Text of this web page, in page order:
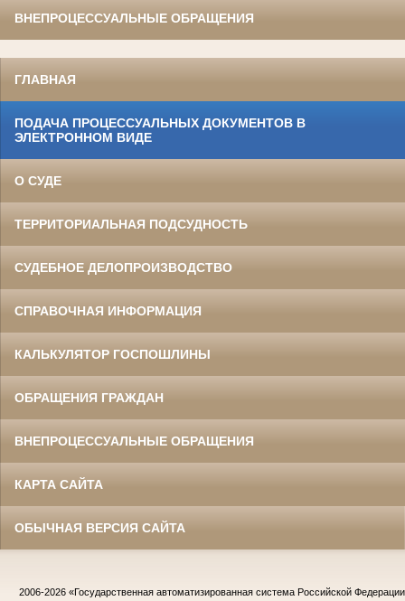
ВНЕПРОЦЕССУАЛЬНЫЕ ОБРАЩЕНИЯ
ГЛАВНАЯ
ПОДАЧА ПРОЦЕССУАЛЬНЫХ ДОКУМЕНТОВ В
ЭЛЕКТРОННОМ ВИДЕ
О СУДЕ
ТЕРРИТОРИАЛЬНАЯ ПОДСУДНОСТЬ
СУДЕБНОЕ ДЕЛОПРОИЗВОДСТВО
СПРАВОЧНАЯ ИНФОРМАЦИЯ
КАЛЬКУЛЯТОР ГОСПОШЛИНЫ
ОБРАЩЕНИЯ ГРАЖДАН
ВНЕПРОЦЕССУАЛЬНЫЕ ОБРАЩЕНИЯ
КАРТА САЙТА
ОБЫЧНАЯ ВЕРСИЯ САЙТА
2006-2026 «Государственная автоматизированная система Российской